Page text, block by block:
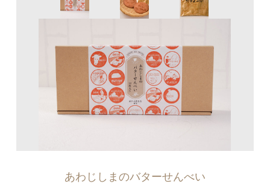
あわじしまのバターせんべい